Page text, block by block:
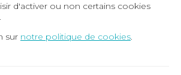
:
d'activer ou non certains cookies
.
sur notre politique de cookies.